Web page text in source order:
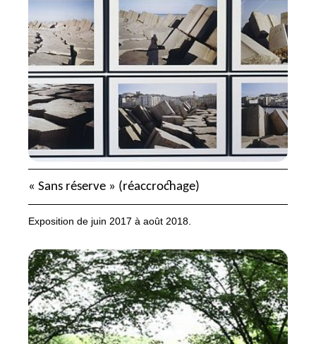
« Sans réserve » (réaccrochage)
Exposition de juin 2017 à août 2018.